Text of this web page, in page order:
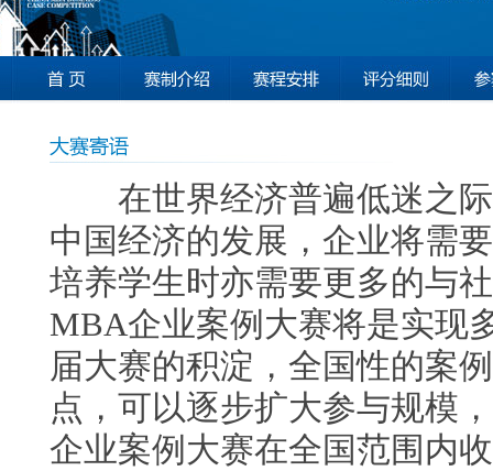
在世界经济普遍低迷之际
中国经济的发展，企业将需
培养学生时亦需要更多的与
MBA企业案例大赛将是实现
届大赛的积淀，全国性的案
点，可以逐步扩大参与规模
企业案例大赛在全国范围内